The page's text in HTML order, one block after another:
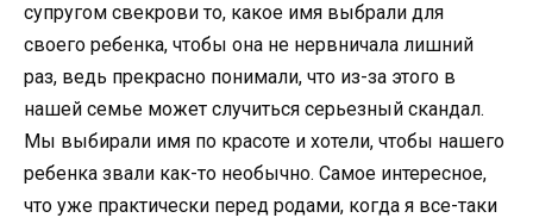
супругом свекрови то, какое имя выбрали для
своего ребенка, чтобы она не нервничала лишний
раз, ведь прекрасно понимали, что из-за этого в
нашей семье может случиться серьезный скандал.
Мы выбирали имя по красоте и хотели, чтобы нашего
ребенка звали как-то необычно. Самое интересное,
что уже практически перед родами, когда я все-таки